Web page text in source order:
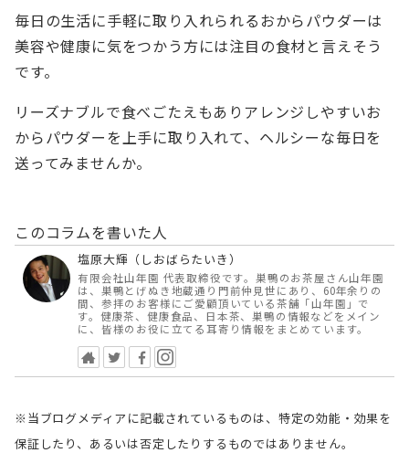
毎日の生活に手軽に取り入れられるおからパウダーは
美容や健康に気をつかう方には注目の食材と言えそう
です。
リーズナブルで食べごたえもありアレンジしやすいお
からパウダーを上手に取り入れて、ヘルシーな毎日を
送ってみませんか。
このコラムを書いた人
塩原大輝（しおばらたいき）
有限会社山年園 代表取締役です。巣鴨のお茶屋さん山年園
は、巣鴨とげぬき地蔵通り門前仲見世にあり、60年余りの
間、参拝のお客様にご愛顧頂いている茶舗「山年園」で
す。健康茶、健康食品、日本茶、巣鴨の情報などをメイン
に、皆様のお役に立てる耳寄り情報をまとめています。
※当ブログメディアに記載されているものは、特定の効能・効果を
保証したり、あるいは否定したりするものではありません。